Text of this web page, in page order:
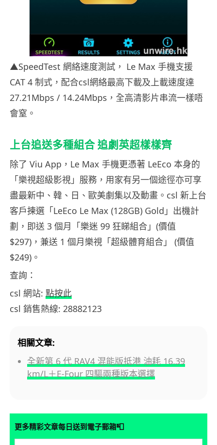
▲SpeedTest 網絡速度測試， Le Max 手機支援
CAT 4 制式，配合csl網絡最高下載及上載速度達
27.21Mbps / 14.24Mbps，全高清影片串流一樣唔
會窒。
上台追送多種組合 追劇英超樣樣齊
除了 Viu App，Le Max 手機更憑著 LeEco 本身的
「樂視超級影視」服務，用家有另一個途徑亦可享
盡最新中、韓、日、歐美劇集以及動畫。csl 新上台
客戶揀選「LeEco Le Max (128GB) Gold」出機計
劃，即送 3 個月「樂迷 99 狂睇組合」(價值
$297)，兼送 1 個月樂視「超級體育組合」 (價值
$249)。
查詢：
csl 網站: 點按此
csl 銷售熱線: 28882123
相關文章:
全新第 6 代 RAV4 混能版抵港 油耗 16.39
km/L＋E-Four 四驅兩種版本選擇
更多精彩文章每日送到電子郵箱📮